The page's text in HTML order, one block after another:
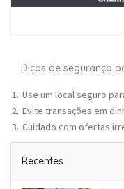
Dicas de segurança
Use um local seguro
Evite transações em
Cuidado com ofertas
Recentes